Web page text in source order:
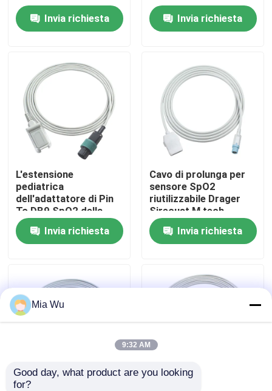
Prodotti
Circa noi
Giro della fabbrica
Controllo di qualità
Contattici
Casi
Richieda una citazione
Sensore riutilizzabile spO2
Invia richiesta
Invia richiesta
L'estensione
pediatrica
dell'adattatore di Pin
To DB9 SpO2 della
sonda Spo2 7 di
Saadat cabla 2.4M
TPU
Invia richiesta
Cavo di prolunga per
sensore SpO2
riutilizzabile Drager
Sirecust M tech
Invia richiesta
Cavo di prolunga SpO2
Mia Wu
9:32 AM
Good day, what product are you looking
for?